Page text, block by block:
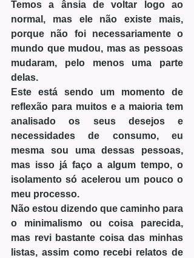
Temos a ânsia de voltar logo ao
normal, mas ele não existe mais,
porque não foi necessariamente o
mundo que mudou, mas as pessoas
mudaram, pelo menos uma parte
delas.
Este está sendo um momento de
reflexão para muitos e a maioria tem
analisado os seus desejos e
necessidades de consumo, eu
mesma sou uma dessas pessoas,
mas isso já faço a algum tempo, o
isolamento só acelerou um pouco o
meu processo.
Não estou dizendo que caminho para
o minimalismo ou coisa parecida,
mas revi bastante coisa das minhas
listas, assim como recebi relatos de